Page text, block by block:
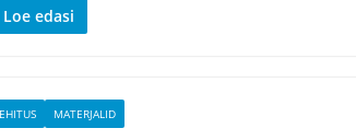
Loe edasi
EHITUS MATERJALID